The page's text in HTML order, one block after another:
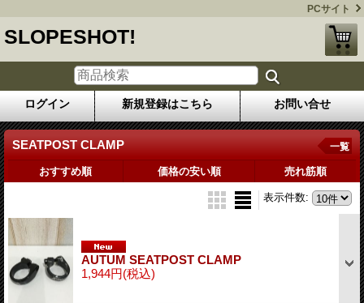
PCサイト
SLOPESHOT!
ログイン 新規登録はこちら お問い合せ
SEATPOST CLAMP 一覧
おすすめ順 価格の安い順 売れ筋順
表示件数:
AUTUM SEATPOST CLAMP
1,944円(税込)